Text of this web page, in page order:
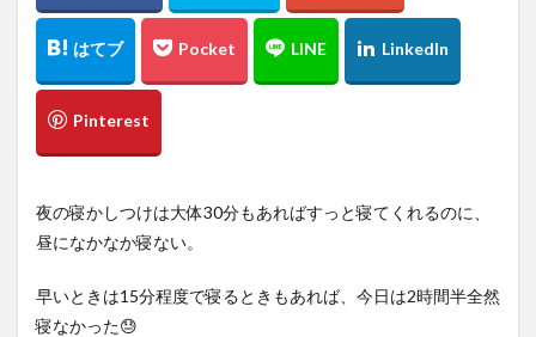
夜の寝かしつけは大体30分もあればすっと寝てくれるのに、
昼になかなか寝ない。
早いときは15分程度で寝るときもあれば、今日は2時間半全然
寝なかった😓